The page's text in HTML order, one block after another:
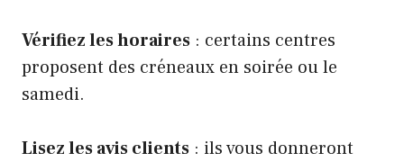
Vérifiez les horaires : certains centres
proposent des créneaux en soirée ou le
samedi.
Lisez les avis clients : ils vous donneront